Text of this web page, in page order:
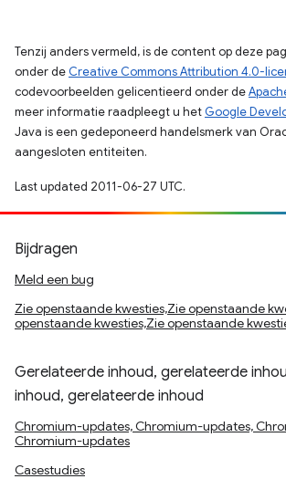
Tenzij anders vermeld, is de content op deze
onder de Creative Commons Attribution 4.0-
codevoorbeelden gelicentieerd onder de
meer informatie raadpleegt u het Google
Java is een gedeponeerd handelsmerk van
aangesloten entiteiten.
Last updated 2011-06-27 UTC.
Bijdragen
Meld een bug
Zie openstaande kwesties,Zie openstaande
openstaande kwesties,Zie openstaande
Gerelateerde inhoud, gerelateerde
inhoud, gerelateerde inhoud
Chromium-updates, Chromium-updates,
Chromium-updates
Casestudies